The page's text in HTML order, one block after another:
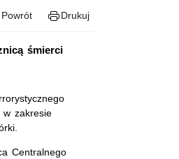
Powrót Drukuj
śmierci
w zakresie
Centralnego